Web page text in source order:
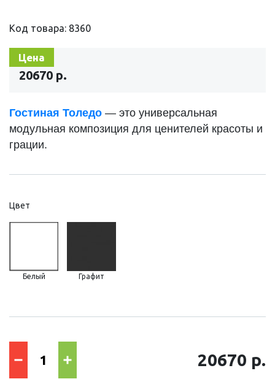
Код товара: 8360
Цена
20670 р.
Гостиная Толедо — это универсальная
модульная композиция для ценителей красоты и
грации.
Цвет
Белый Графит
20670 р.